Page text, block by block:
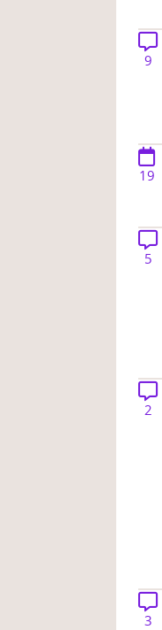
9
19
5
2
3